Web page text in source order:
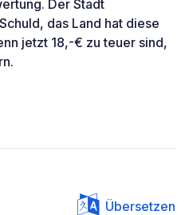
Der Stadt
das Land hat diese
jetzt 18,-€ zu teuer sind,
Übersetzen